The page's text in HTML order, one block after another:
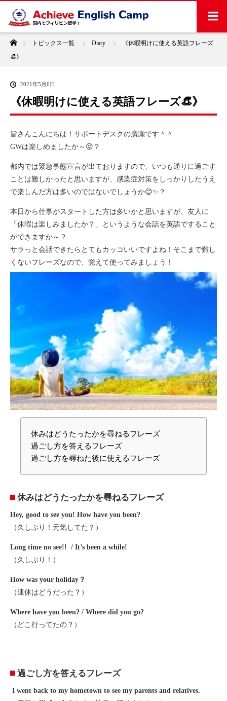
ホームトピックス一覧 Diary
《休暇明けに使える英語フレーズ
👒》
2021年5月6日
《休暇明けに使える英語フレーズ👒》
皆さんこんにちは！サポートデスクの廣瀬です＾＾
GWは楽しめましたか～😝？
都内では緊急事態宣言が出ておりますので、いつも通りに過ごす
ことは難しかったと思いますが、感染症対策をしっかりしたうえ
で楽しんだ方は多いのではないでしょうか😊✨？
本日から仕事がスタートした方は多いかと思いますが、友人に
「休暇は楽しみましたか？」というような会話を英語ですること
ができますか～？
サラっと会話できたらとてもカッコいいですよね！そこまで難し
くないフレーズなので、覚えて使ってみましょう！
休みはどうたったかを尋ねるフレーズ
過ごし方を答えるフレーズ
過ごし方を尋ねた後に使えるフレーズ
休みはどうたったかを尋ねるフレーズ
Hey, good to see you! How have you been?
（久しぶり！元気してた？）
Long time no see!! / It’s been a while!
（久しぶり！）
How was your holiday？
（連休はどうだった？）
Where have you been? / Where did you go?
（どこ行ってたの？）
過ごし方を答えるフレーズ
I went back to my hometown to see my parents and relatives.